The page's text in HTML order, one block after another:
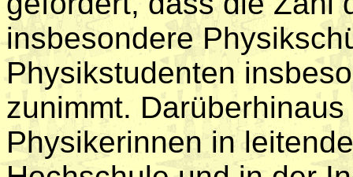
insbesondere
Physikstudenten
zunimmt.
Physikerinnen in